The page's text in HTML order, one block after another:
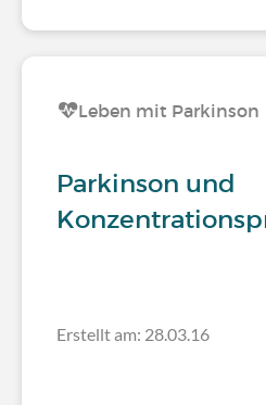
Leben mit Parkinson
Parkinson und
Erstellt am: 28.03.16